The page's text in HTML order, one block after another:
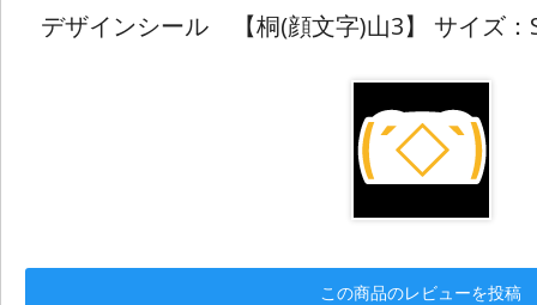
デザインシール 【桐(顔文字)山3】 サイズ：
この商品のレビューを投稿